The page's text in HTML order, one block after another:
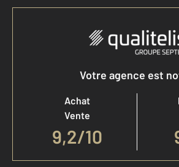
Votre agence est
Achat
Vente
9,2/10